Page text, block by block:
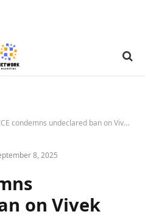
undeclared ban on Vivek Ranjan Agnihotri’s The Bengal Files in West Bengal theatres : Bollywood News – Bollywood Hungama
8, 2025
on Vivek